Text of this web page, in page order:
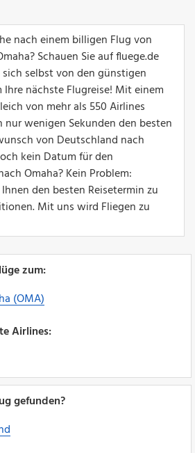
nach einem billigen Flug von
Schauen Sie auf fluege.de
selbst von den günstigen
nächste Flugreise! Mit einem
von mehr als 550 Airlines
nur wenigen Sekunden den besten
von Deutschland nach
kein Datum für den
Omaha? Kein Problem:
den besten Reisetermin zu
Mit uns wird Fliegen zu
zum:
(OMA)
Airlines:
gefunden?